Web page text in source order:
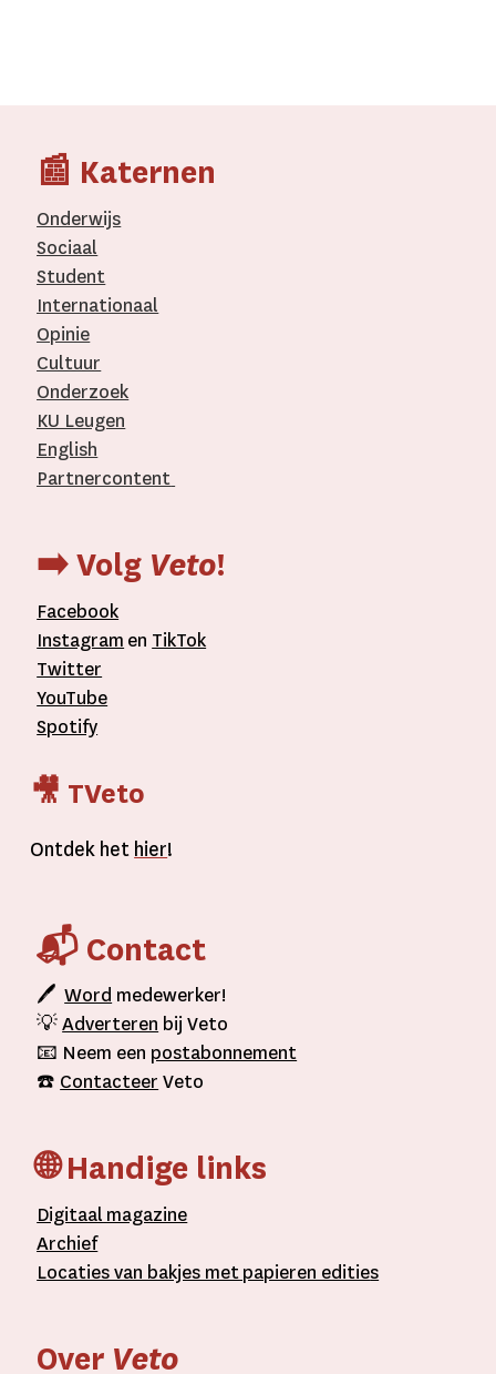
📰 Katernen
Onderwijs
Sociaal
Student
Internationaal­
Opinie
Cultuur
Onderzoek
KU Leugen
English
Partnercontent
➡️ Volg Veto!
Facebook
Instagram en TikTok
Twitter
YouTube
Spotify
🎥 TVeto
Ontdek het hier!
📬 Contact
🖊Word medewerker!
💡Adverteren bij Veto
📧 Neem een postabonnement
☎️ Contacteer Veto
🌐 Handige links
Digitaal magazine
Archief
Locaties van bakjes metpapieren edities
Over Veto